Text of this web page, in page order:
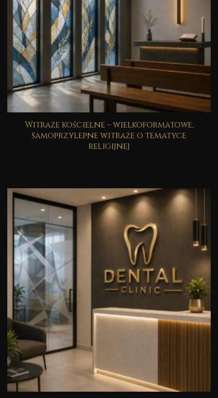
Witraże kościelne – wielkoformatowe,
samoprzylepne witraże o tematyce
religijnej